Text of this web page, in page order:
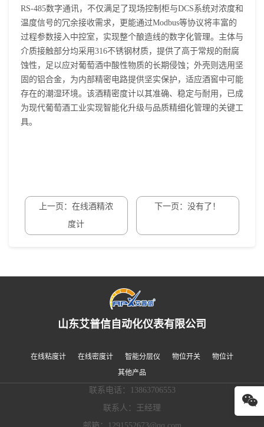
RS-485数字通讯，不仅满足了现场控制柜与DCS系统对浓度和
温度信号的冗余接收需求，更能通过Modbus等协议将丰富的
过程参数接入中控室，实现整个酿造线的数字化管理。主体与
介质接触部分均采用316不锈钢材质，提供了高于常规的耐腐
蚀性，足以应对葡萄酒中酸性物质的长期侵蚀；外壳则选用坚
固的铝合金，为内部精密电路提供坚实保护，适应酒窖中可能
存在的潮湿环境。该酒精密度计以其准确、稳定与耐用，已成
为现代葡萄酒工业实现智能化升级与品质精细化管理的关键工
具。
上一页：在线酒精浓
度计
下一页：没有了！
山东艾普信自动化仪表有限公司
在线粘度计 在线密度计 智能分层仪 物位开关
物位计
其他产品
联系电话：13863706553
联系人：王经理